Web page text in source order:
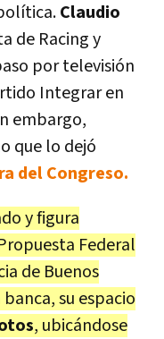
Claudio
de Racing y
por televisión
Integrar en
embargo,
que lo dejó
del Congreso.
y figura
Federal
de Buenos
su espacio
, ubicándose